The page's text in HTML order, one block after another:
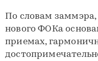
По словам
нового ФОКа
приемах,